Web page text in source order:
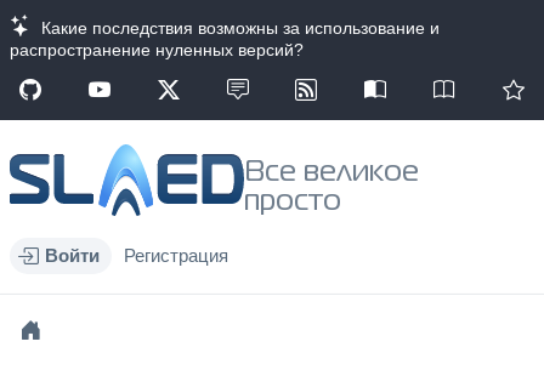
Какие последствия возможны за использование и
распространение нуленных версий?
Все великое
просто
Войти Регистрация